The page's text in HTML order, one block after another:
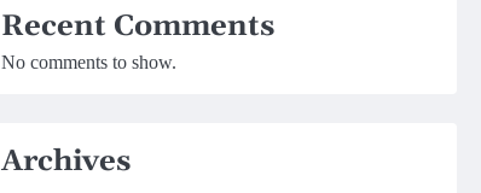
Recent Comments
No comments to show.
Archives